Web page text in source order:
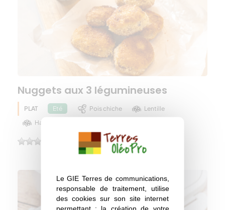
Le GIE Terres de communications,
responsable de traitement, utilise
des cookies sur son site internet
permettant : la création de votre
Nuggets aux 3 légumineuses
PLAT Eté Pois chiche
Lentille
Haricot